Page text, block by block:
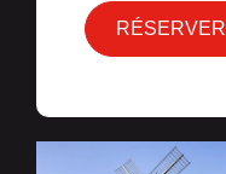
RÉSERVER